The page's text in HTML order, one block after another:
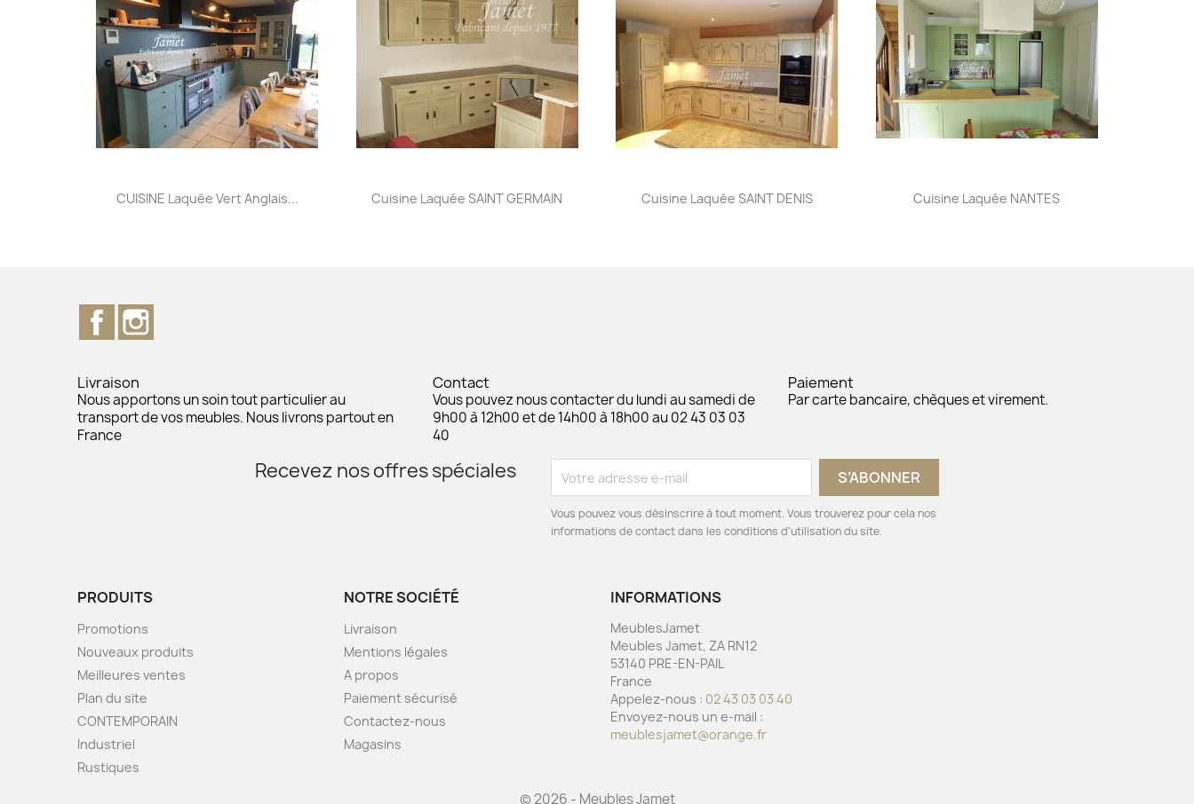
 Aperçu rapide
CUISINE Laquée Vert Anglais... Aperçu rapide
Cuisine Laquée SAINT GERMAIN  Aperçu rapide
Cuisine Laquée SAINT DENIS Aperçu rapide
Cuisine Laquée NANTES
Facebook
Livraison
Nous apportons un soin tout particulier au
transport de vos meubles. Nous livrons partout en
France
Contact
Vous pouvez nous contacter du lundi au samedi de
9h00 à 12h00 et de 14h00 à 18h00 au 02 43 03 03
40
Paiement
Par carte bancaire, chèques et virement.
Recevez nos offres spéciales
Vous pouvez vous désinscrire à tout moment. Vous trouverez pour cela nos
informations de contact dans les conditions d'utilisation du site.
PRODUITS
Promotions
Nouveaux produits
Meilleures ventes
Plan du site
CONTEMPORAIN
Industriel
Rustiques
NOTRE SOCIÉTÉ
Livraison
Mentions légales
A propos
Paiement sécurisé
Contactez-nous
Magasins
INFORMATIONS
MeublesJamet
Meubles Jamet, ZA RN12
53140 PRE-EN-PAIL
France
Appelez-nous : 02 43 03 03 40
Envoyez-nous un e-mail :
meublesjamet@orange.fr
© 2026 - Meubles Jamet